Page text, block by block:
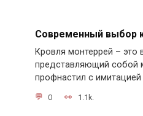
Современный выбор
Кровля монтеррей – это
представляющий собой
профнастил с
0 1.1k.